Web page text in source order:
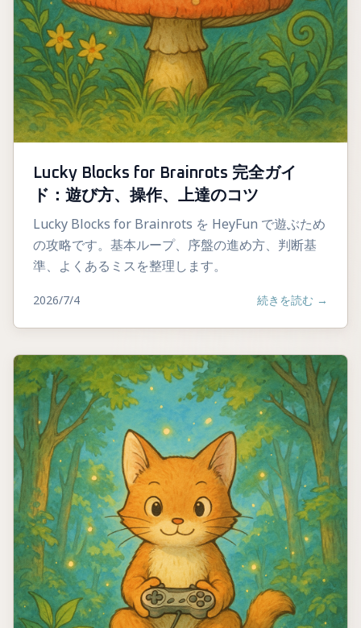
Lucky Blocks for Brainrots 完全ガイ
ド：遊び方、操作、上達のコツ
Lucky Blocks for Brainrots を HeyFun で遊ぶため
の攻略です。基本ループ、序盤の進め方、判断基
準、よくあるミスを整理します。
2026/7/4 続きを読む →